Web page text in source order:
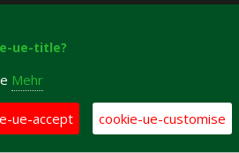
ue-title?
Mehr
ue-accept cookie-ue-customise